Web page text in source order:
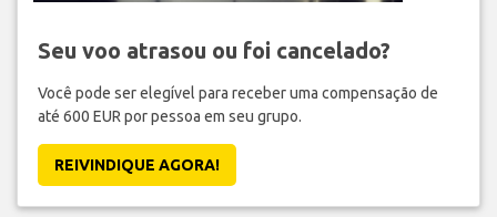
Seu voo atrasou ou foi cancelado?
Você pode ser elegível para receber uma compensação de
até 600 EUR por pessoa em seu grupo.
REIVINDIQUE AGORA!